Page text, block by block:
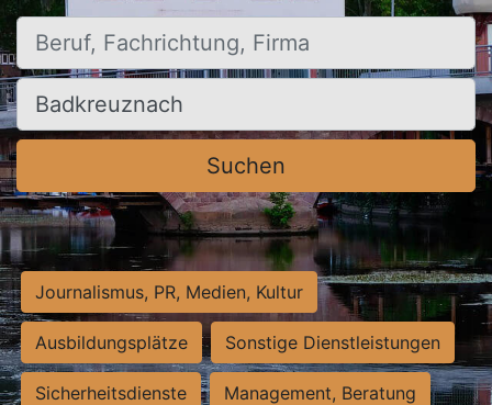
Beruf, Fachrichtung, Firma
Ort, Stadt
Suchen
Journalismus, PR, Medien, Kultur
Ausbildungsplätze Sonstige Dienstleistungen
Sicherheitsdienste Management, Beratung